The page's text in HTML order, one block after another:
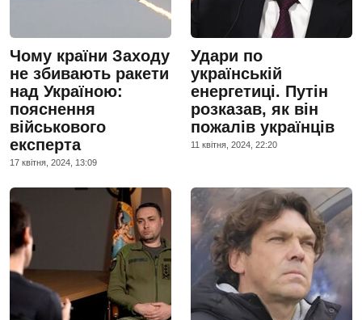
Чому країни Заходу
не збивають ракети
над Україною:
пояснення
військового
експерта
17 квiтня, 2024, 13:09
Удари по
українській
енергетиці. Путін
розказав, як він
пожалів українців
11 квiтня, 2024, 22:20